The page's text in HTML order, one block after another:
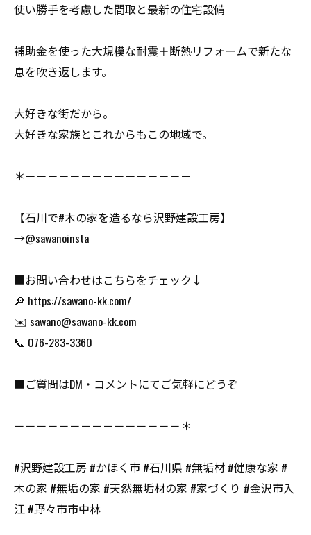
使い勝手を考慮した間取と最新の住宅設備
補助金を使った大規模な耐震＋断熱リフォームで新たな
息を吹き返します。
大好きな街だから。
大好きな家族とこれからもこの地域で。
＊－－－－－－－－－－－－－－－
【石川で#木の家を造るなら沢野建設工房】
→@sawanoinsta
■お問い合わせはこちらをチェック↓
🔎 https://sawano-kk.com/
✉️ sawano@sawano-kk.com
📞 076-283-3360
■ご質問はDM・コメントにてご気軽にどうぞ
－－－－－－－－－－－－－－－＊
#沢野建設工房 #かほく市 #石川県 #無垢材 #健康な家 #
木の家 #無垢の家 #天然無垢材の家 #家づくり #金沢市入
江 #野々市市中林